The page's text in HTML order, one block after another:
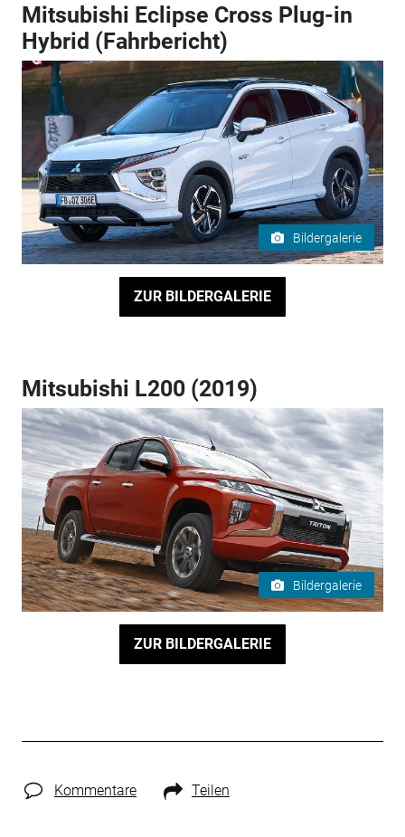
Mitsubishi Eclipse Cross Plug-in
Hybrid (Fahrbericht)
Bildergalerie
ZUR BILDERGALERIE
Mitsubishi L200 (2019)
Bildergalerie
ZUR BILDERGALERIE
Kommentare Teilen